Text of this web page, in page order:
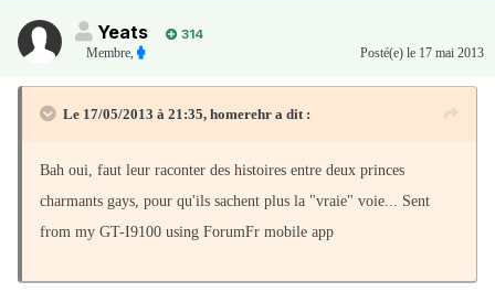
Yeats
314
Membre, Posté(e) le 17 mai 2013
Le 17/05/2013 à 21:35, homerehr a dit :
Bah oui, faut leur raconter des histoires entre deux princes
charmants gays, pour qu'ils sachent plus la "vraie" voie... Sent
from my GT-I9100 using ForumFr mobile app